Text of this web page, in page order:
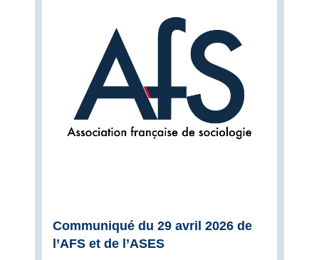
Communiqué du 29 avril 2026 de
l’AFS et de l’ASES